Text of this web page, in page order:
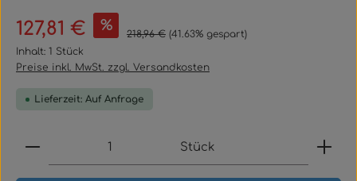
Verkaufspreis:
127,81 € % Regulärer Preis:
218,96 € (41.63% gespart)
Inhalt: 1 Stück
Preise inkl. MwSt. zzgl. Versandkosten
Lieferzeit: Auf Anfrage
Produkt Anzahl: Gib den gewünschten Wert
Stück